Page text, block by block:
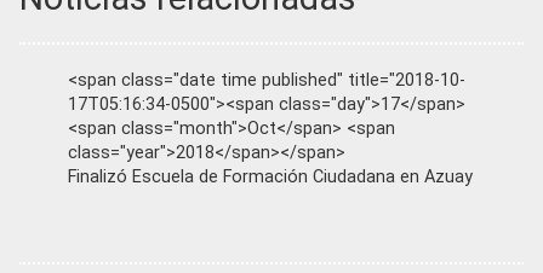
<span class="date time published" title="2018-10-
17T05:16:34-0500"><span class="day">17</span>
<span class="month">Oct</span> <span
class="year">2018</span></span>
Finalizó Escuela de Formación Ciudadana en Azuay